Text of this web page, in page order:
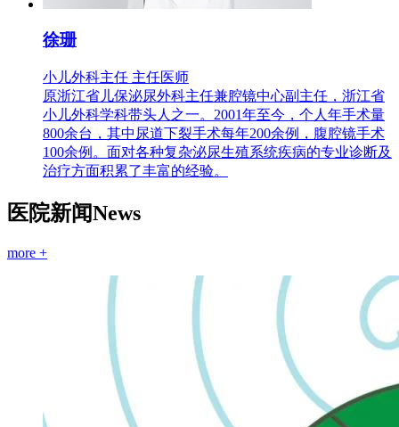
徐珊
小儿外科主任 主任医师
原浙江省儿保泌尿外科主任兼腔镜中心副主任，浙江省
小儿外科学科带头人之一。2001年至今，个人年手术量
800余台，其中尿道下裂手术每年200余例，腹腔镜手术
100余例。面对各种复杂泌尿生殖系统疾病的专业诊断及
治疗方面积累了丰富的经验。
医院新闻News
more +